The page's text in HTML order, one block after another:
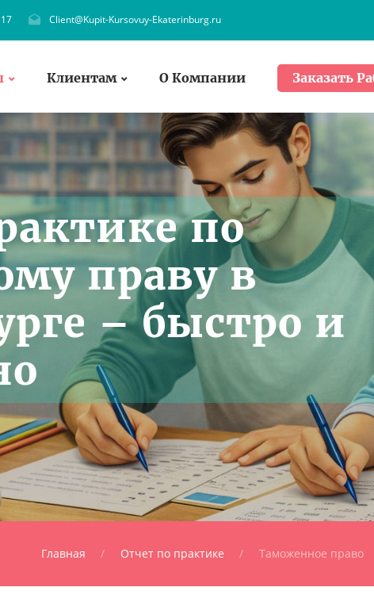
Client@Kupit-Kursovuy-Ekaterinburg.ru
Клиентам О Компании Заказать
по
праву в
– быстро и
Главная Отчет по практике Таможенное право